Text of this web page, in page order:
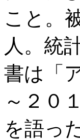
こと。
人。統
書は「
～２０
を語っ